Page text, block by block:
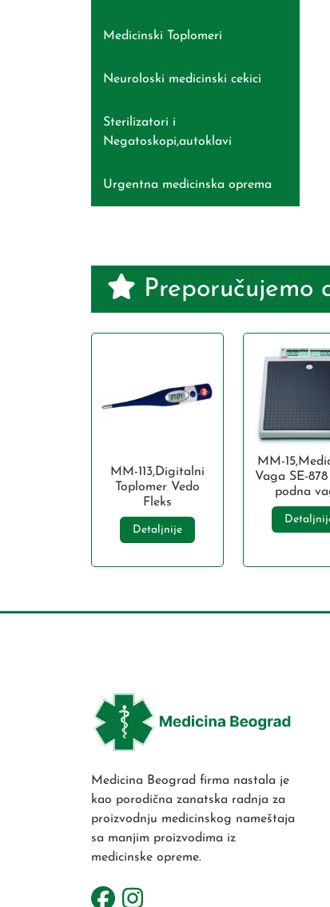
Medicinski Toplomeri
Neuroloski medicinski cekici
Sterilizatori i
Negatoskopi,autoklavi
Urgentna medicinska oprema
Preporučujemo
MM-113,Digitalni
Toplomer Vedo
Fleks
Detaljnije
MM-
Vaga SE-
podna
Medicina Beograd firma nastala je
kao porodična zanatska radnja za
proizvodnju medicinskog nameštaja
sa manjim proizvodima iz
medicinske opreme.